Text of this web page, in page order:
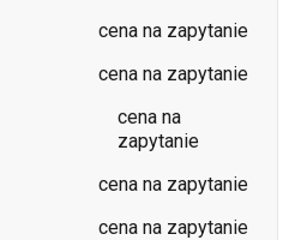
cena na zapytanie
cena na zapytanie
cena na
zapytanie
cena na zapytanie
cena na zapytanie